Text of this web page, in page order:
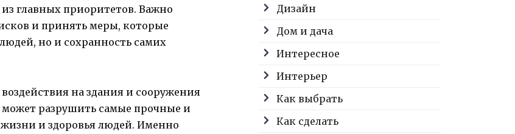
главных приоритетов. Важно
и принять меры, которые
но и сохранность самих
на здания и сооружения
может разрушить самые прочные и
жизни и здоровья людей. Именно
Дизайн
Дом и дача
Интересное
Интерьер
Как выбрать
Как сделать